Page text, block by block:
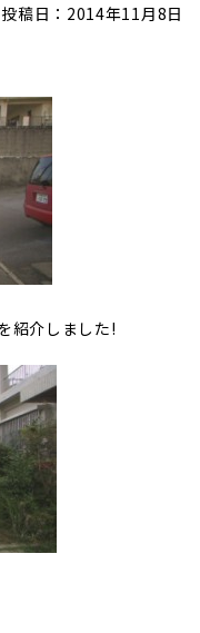
投稿日：2014年11月8日
紹介しました!